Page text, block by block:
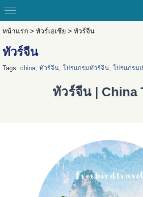
หน้าแรก> ทัวร์เอเชีย > ทัวร์จีน
ทัวร์จีน
Tags: china, ทัวร์จีน, โปรแกรมทัวร์จีน, โปรแกรม
ทัวร์จีน | China